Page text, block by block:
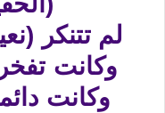
لم تتنكر
وكانت
وكانت